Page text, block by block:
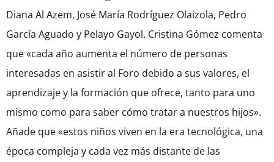
Diana Al Azem, José María Rodríguez Olaizola, Pedro
García Aguado y Pelayo Gayol. Cristina Gómez comenta
que «cada año aumenta el número de personas
interesadas en asistir al Foro debido a sus valores, el
aprendizaje y la formación que ofrece, tanto para uno
mismo como para saber cómo tratar a nuestros hijos».
Añade que «estos niños viven en la era tecnológica, una
época compleja y cada vez más distante de las